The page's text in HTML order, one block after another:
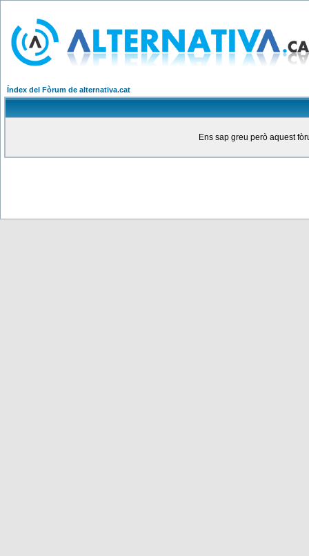
Índex del Fòrum de alternativa.cat
Ens sap greu però aquest